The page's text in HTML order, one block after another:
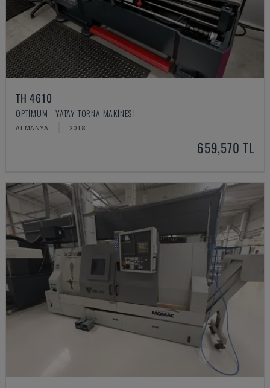
TH 4610
OPTIMUM - YATAY TORNA MAKINESI
ALMANYA 2018
659,570 TL